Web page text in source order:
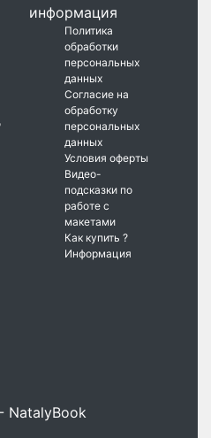
информация
Политика
обработки
персональных
данных
Согласие на
обработку
персональных
данных
Условия оферты
Видео-
подсказки по
работе с
макетами
Как купить ?
Информация
NatalyBook